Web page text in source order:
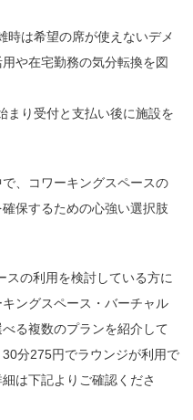
時は希望の席が使えないデメ
や在宅勤務の気分転換を図
まり受付と支払い後に施設を
、コワーキングスペースの
保するための心強い選択肢
スの利用を検討している方に
ングスペース・バーチャル
る複数のプランを紹介して
分275円でラウンジが利用で
は下記よりご確認くださ